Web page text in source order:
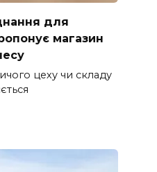
для
магазин
цеху чи складу